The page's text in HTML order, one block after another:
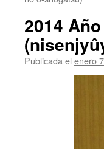
2014
Publicada el enero